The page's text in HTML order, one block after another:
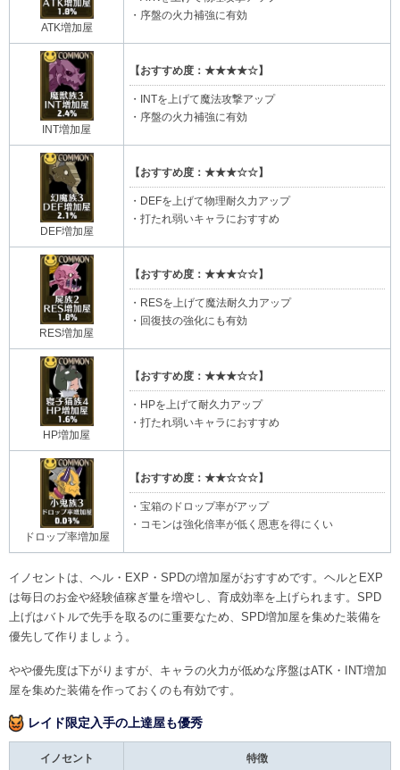
ATK増加屋
・序盤の火力補強に有効
INT増加屋
【おすすめ度：★★★★☆】
・INTを上げて魔法攻撃アップ
・序盤の火力補強に有効
DEF増加屋
【おすすめ度：★★★☆☆】
・DEFを上げて物理耐久力アップ
・打たれ弱いキャラにおすすめ
RES増加屋
【おすすめ度：★★★☆☆】
・RESを上げて魔法耐久力アップ
・回復技の強化にも有効
HP増加屋
【おすすめ度：★★★☆☆】
・HPを上げて耐久力アップ
・打たれ弱いキャラにおすすめ
ドロップ率増加屋
【おすすめ度：★★☆☆☆】
・宝箱のドロップ率がアップ
・コモンは強化倍率が低く恩恵を得にくい
イノセントは、ヘル・EXP・SPDの増加屋がおすすめです。ヘルとEXP
は毎日のお金や経験値稼ぎ量を増やし、育成効率を上げられます。SPD
上げはバトルで先手を取るのに重要なため、SPD増加屋を集めた装備を
優先して作りましょう。
やや優先度は下がりますが、キャラの火力が低めな序盤はATK・INT増加
屋を集めた装備を作っておくのも有効です。
レイド限定入手の上達屋も優秀​
イノセント 特徴